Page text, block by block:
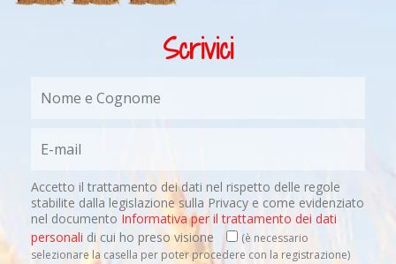
Scrivici
Accetto il trattamento dei dati nel rispetto delle regole
stabilite dalla legislazione sulla Privacy e come evidenziato
nel documento Informativa per il trattamento dei dati
personali di cui ho preso visione
(è necessario
selezionare la casella per poter procedere con la registrazione)